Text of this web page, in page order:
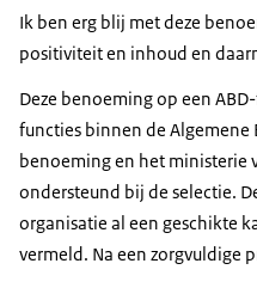
Ik ben erg blij met deze
positiviteit en inhoud en
Deze benoeming op een
functies binnen de Algemene
benoeming en het ministerie
ondersteund bij de selectie.
organisatie al een geschikte
vermeld. Na een zorgvuldige